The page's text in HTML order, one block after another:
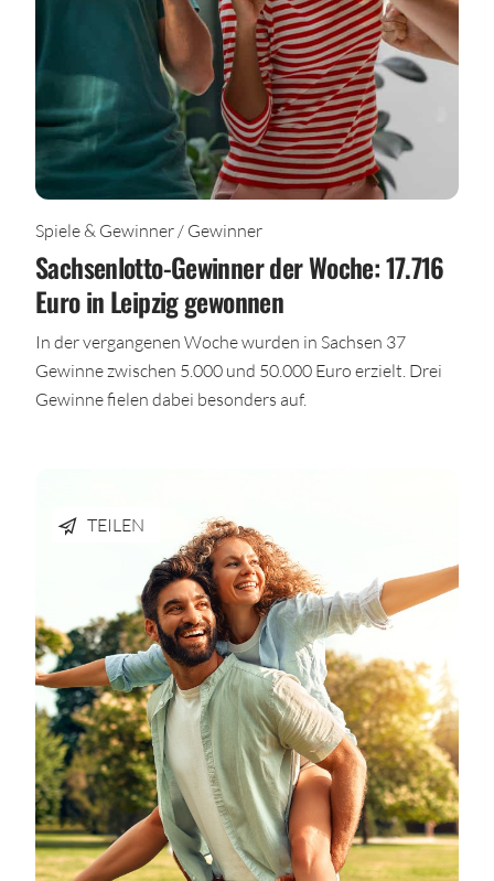
Spiele & Gewinner / Gewinner
Sachsenlotto-Gewinner der Woche: 17.716
Euro in Leipzig gewonnen
In der vergangenen Woche wurden in Sachsen 37
Gewinne zwischen 5.000 und 50.000 Euro erzielt. Drei
Gewinne fielen dabei besonders auf.
TEILEN